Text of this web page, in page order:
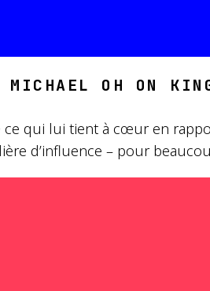
OH ON
ce qui lui tient à cœur en
d’influence – pour